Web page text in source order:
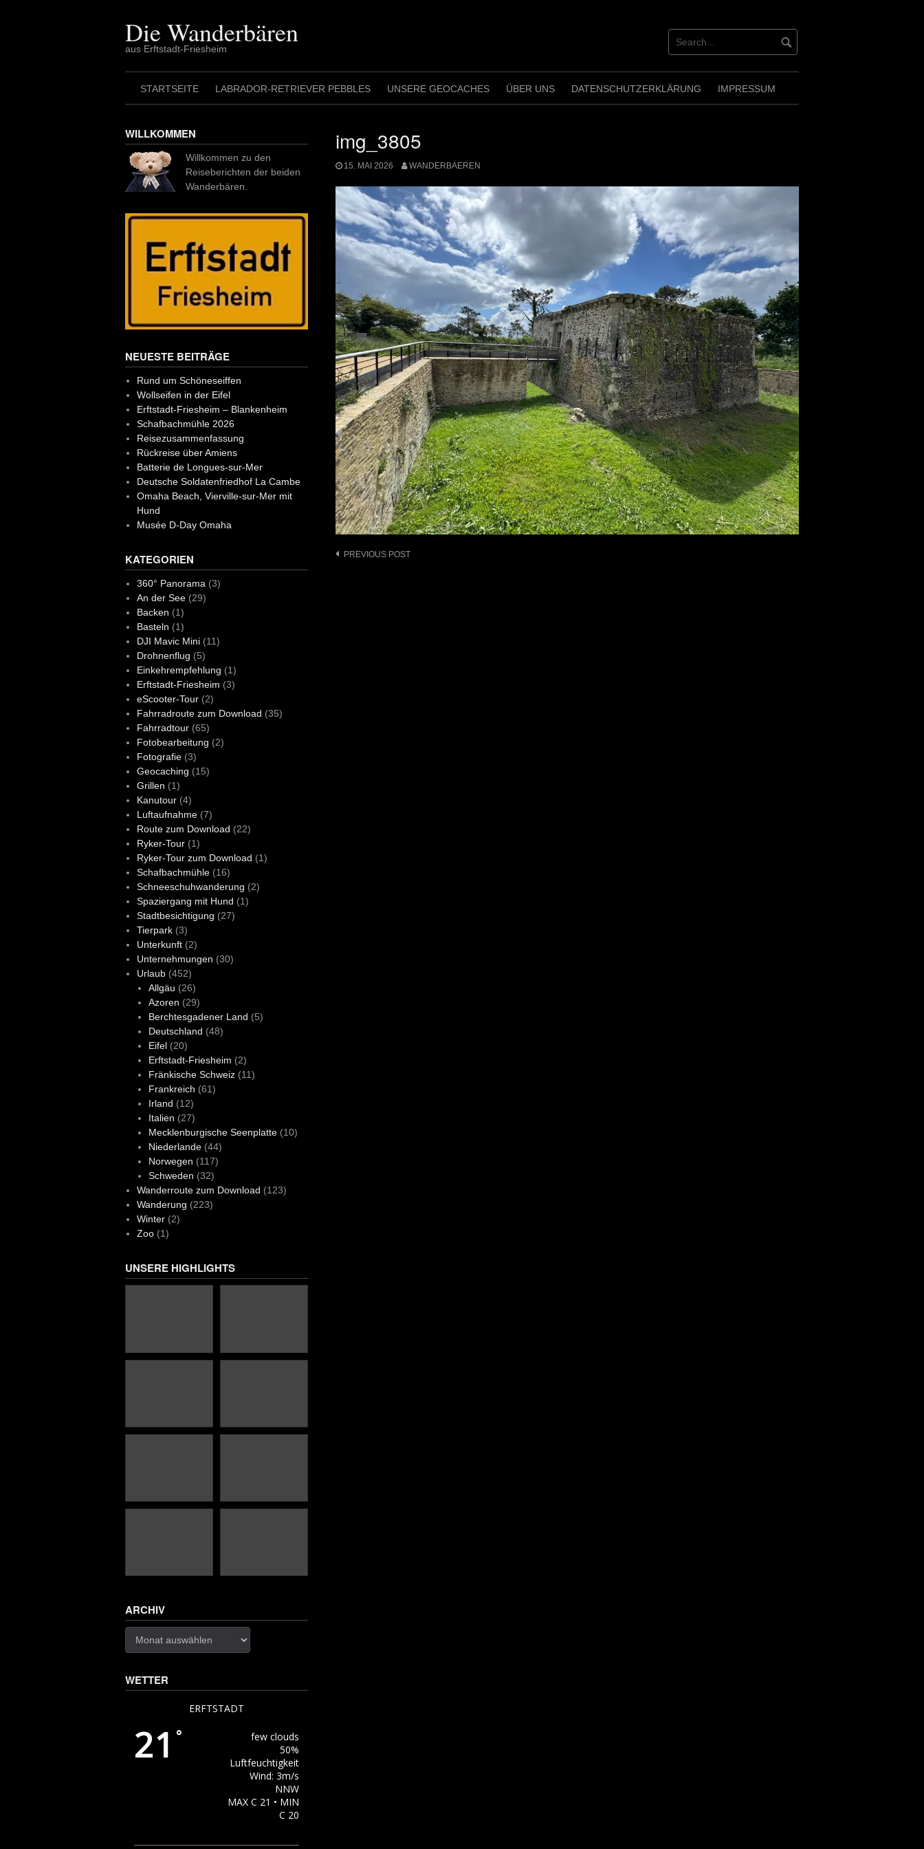
Die Wanderbären
aus Erftstadt-Friesheim
STARTSEITE LABRADOR-RETRIEVER PEBBLES UNSERE GEOCACHES ÜBER UNS DATENSCHUTZERKLÄRUNG IMPRESSUM
img_3805
15. MAI 2026 WANDERBAEREN
Post
PREVIOUS POST
WILLKOMMEN
Willkommen zu den
Reiseberichten der beiden
Wanderbären.
NEUESTE BEITRÄGE
Rund um Schöneseiffen
Wollseifen in der Eifel
Erftstadt-Friesheim – Blankenheim
Schafbachmühle 2026
Reisezusammenfassung
Rückreise über Amiens
Batterie de Longues-sur-Mer
Deutsche Soldatenfriedhof La Cambe
Omaha Beach, Vierville-sur-Mer mit
Hund
Musée D-Day Omaha
KATEGORIEN
360° Panorama(3)
An der See(29)
Backen (1)
Basteln (1)
DJI Mavic Mini(11)
Drohnenflug (5)
Einkehrempfehlung (1)
Erftstadt-Friesheim (3)
eScooter-Tour(2)
Fahrradroute zum Download (35)
Fahrradtour(65)
Fotobearbeitung (2)
Fotografie(3)
Geocaching (15)
Grillen (1)
Kanutour(4)
Luftaufnahme(7)
Route zum Download (22)
Ryker-Tour(1)
Ryker-Tour zum Download (1)
Schafbachmühle(16)
Schneeschuhwanderung (2)
Spaziergang mit Hund (1)
Stadtbesichtigung (27)
Tierpark(3)
Unterkunft(2)
Unternehmungen (30)
Urlaub(452)
Allgäu (26)
Azoren (29)
Berchtesgadener Land (5)
Deutschland (48)
Eifel(20)
Erftstadt-Friesheim (2)
Fränkische Schweiz(11)
Frankreich (61)
Irland (12)
Italien (27)
Mecklenburgische Seenplatte(10)
Niederlande(44)
Norwegen (117)
Schweden (32)
Wanderroute zum Download (123)
Wanderung (223)
Winter(2)
Zoo(1)
UNSERE HIGHLIGHTS
ARCHIV
WETTER
ERFTSTADT
21 °
few clouds
50%
Luftfeuchtigkeit
Wind: 3m/s
NNW
MAX C 21 • MIN
C 20